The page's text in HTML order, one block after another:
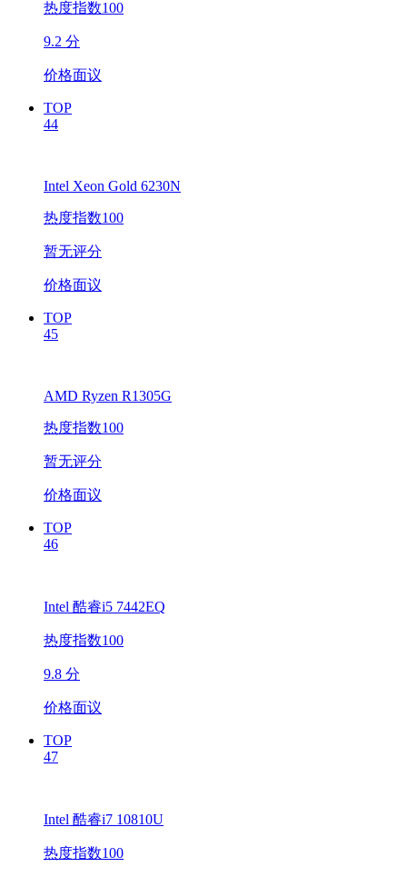
热度指数100
9.2 分
价格面议
TOP
44
Intel Xeon Gold 6230N
热度指数100
暂无评分
价格面议
TOP
45
AMD Ryzen R1305G
热度指数100
暂无评分
价格面议
TOP
46
Intel 酷睿i5 7442EQ
热度指数100
9.8 分
价格面议
TOP
47
Intel 酷睿i7 10810U
热度指数100